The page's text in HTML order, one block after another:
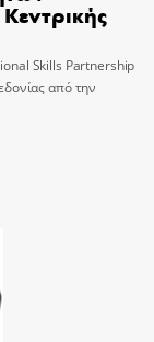
Skills Partnership
από την